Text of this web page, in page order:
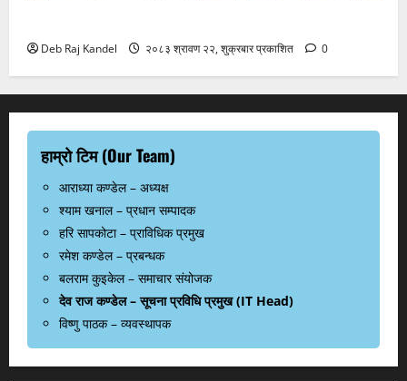
Deb Raj Kandel २०८३ श्रावण २२, शुक्रबार प्रकाशित 0
हाम्रो टिम (Our Team)
आराध्या कण्डेल – अध्यक्ष
श्याम खनाल – प्रधान सम्पादक
हरि सापकोटा – प्राविधिक प्रमुख
रमेश कण्डेल – प्रबन्धक
बलराम कुइकेल – समाचार संयोजक
देव राज कण्डेल – सूचना प्रविधि प्रमुख (IT Head)
विष्णु पाठक – व्यवस्थापक